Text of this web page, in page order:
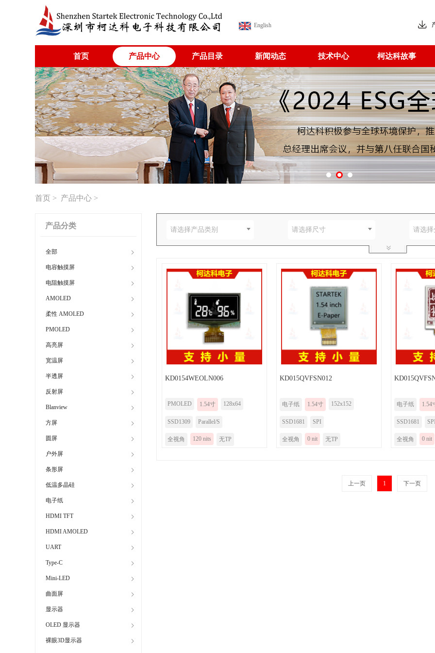
English
首页 产品中心 产品目录 新闻动态 技术中心 柯达科故事
首页 > 产品中心 >
产品分类
全部
电容触摸屏
电阻触摸屏
AMOLED
柔性 AMOLED
PMOLED
高亮屏
宽温屏
半透屏
反射屏
Blanview
方屏
圆屏
户外屏
条形屏
低温多晶硅
电子纸
HDMI TFT
HDMI AMOLED
UART
Type-C
Mini-LED
曲面屏
显示器
OLED 显示器
裸眼3D显示器
请选择产品类别 请选择尺寸 请选
KD0154WEOLN006
PMOLED 1.54寸 128x64
SSD1309 Parallel/S
全视角 120 nits 无TP
KD015QVFSN012
电子纸 1.54寸 152x152
SSD1681 SPI
全视角 0 nit 无TP
电子纸 1.54
SSD1681
全视角 0 nit
上一页 1 下一页